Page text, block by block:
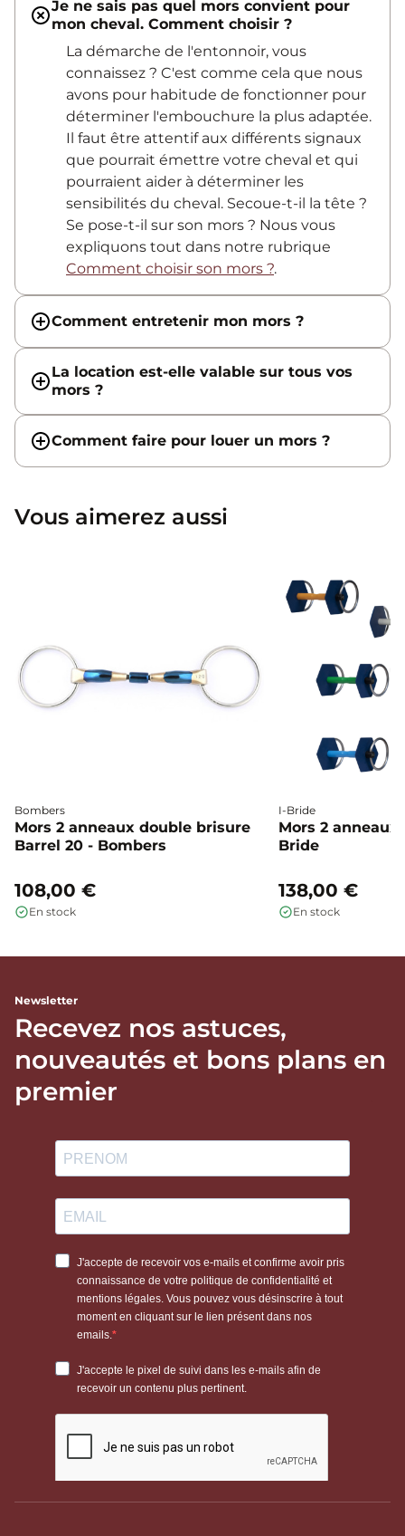
Je ne sais pas quel mors convient pour
mon cheval. Comment choisir ?
La démarche de l'entonnoir, vous
connaissez ? C'est comme cela que nous
avons pour habitude de fonctionner pour
déterminer l'embouchure la plus adaptée.
Il faut être attentif aux différents signaux
que pourrait émettre votre cheval et qui
pourraient aider à déterminer les
sensibilités du cheval. Secoue-t-il la tête ?
Se pose-t-il sur son mors ? Nous vous
expliquons tout dans notre rubrique
Comment choisir son mors ?.
Comment entretenir mon mors ?
La location est-elle valable sur tous vos
mors ?
Comment faire pour louer un mors ?
Vous aimerez aussi
Bombers
Mors 2 anneaux double brisure
Barrel 20 - Bombers
108,00 €
En stock
I-Bride
Mors 2
Bride
138,00 €
En stock
Newsletter
Recevez nos astuces,
nouveautés et bons plans en
premier